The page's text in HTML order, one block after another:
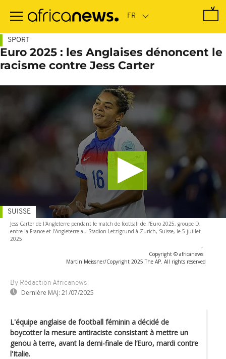
contenu
SPORT
Euro 2025 : les Anglaises dénoncent le
racisme contre Jess Carter
Jess Carter de l'Angleterre pendant le match de football de l'Euro 2025, groupe D,
entre la France et l'Angleterre au Stadion Letzigrund à Zurich, Suisse, le 5 juillet
2025
-
Copyright © africanews
Martin Meissner/Copyright 2025 The AP. All rights reserved
By Rédaction Africanews
Dernière MAJ: 21/07/2025
SUISSE
L'équipe anglaise de football féminin a décidé de
boycotter la mesure antiraciste consistant à mettre un
genou à terre, avant la demi-finale de l’Euro, mardi contre
l'Italie.